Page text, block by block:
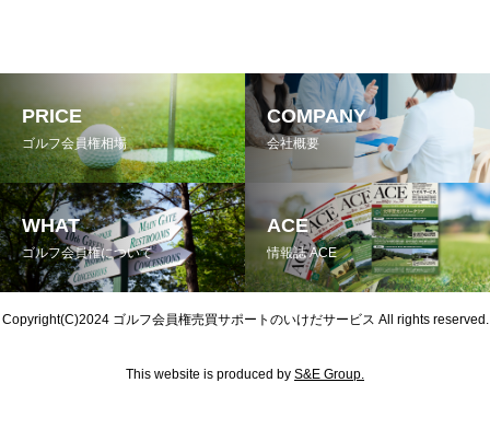
PRICE
ゴルフ会員権相場
COMPANY
会社概要
WHAT
ゴルフ会員権について
ACE
情報誌 ACE
Copyright(C)2024 ゴルフ会員権売買サポートのいけだサービス All rights reserved.
This website is produced by S&E Group.